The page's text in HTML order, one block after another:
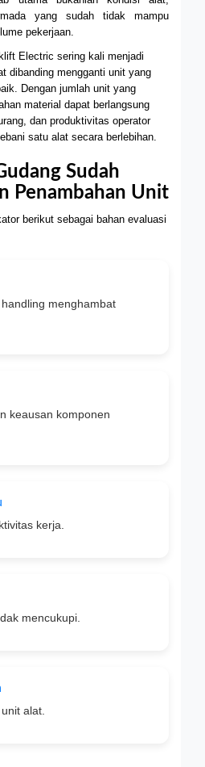
yang sudah tidak mampu
pekerjaan.
Electric sering kali menjadi
dibanding mengganti unit yang
Dengan jumlah unit yang
material dapat berlangsung
dan produktivitas operator
satu alat secara berlebihan.
Sudah
Penambahan Unit
berikut sebagai bahan evaluasi
menghambat
keausan komponen
kerja.
mencukupi.
alat.